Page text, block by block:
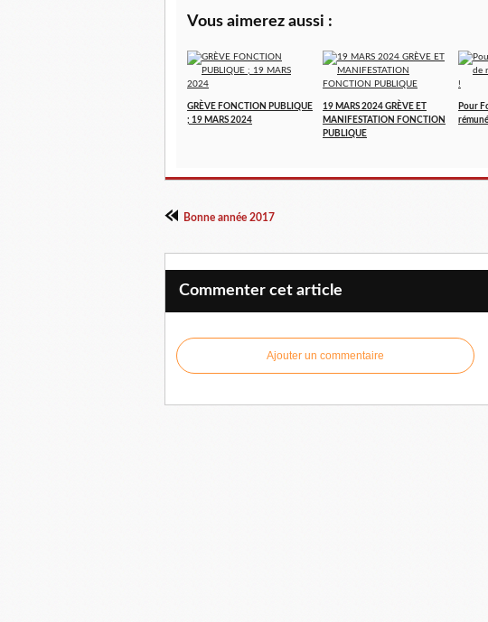
Vous aimerez aussi :
GRÈVE FONCTION PUBLIQUE
; 19 MARS 2024
19 MARS 2024 GRÈVE ET
MANIFESTATION FONCTION
PUBLIQUE
Pour
Bonne année 2017
Commenter cet article
Ajouter un commentaire